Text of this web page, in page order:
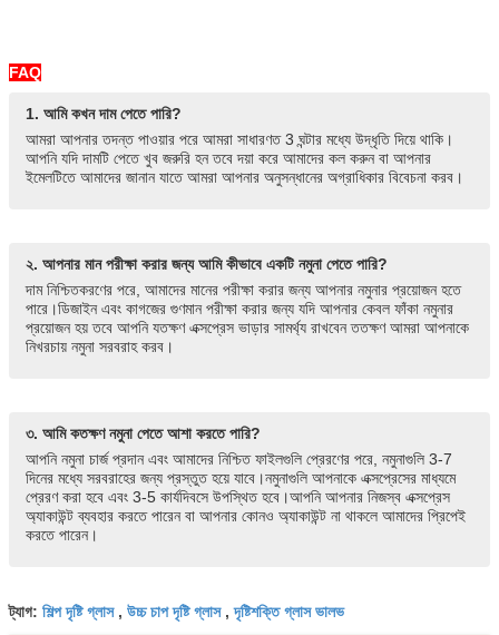
FAQ
1. আমি কখন দাম পেতে পারি?
আমরা আপনার তদন্ত পাওয়ার পরে আমরা সাধারণত 3 ঘন্টার মধ্যে উদ্ধৃতি দিয়ে থাকি।
আপনি যদি দামটি পেতে খুব জরুরি হন তবে দয়া করে আমাদের কল করুন বা আপনার
ইমেলটিতে আমাদের জানান যাতে আমরা আপনার অনুসন্ধানের অগ্রাধিকার বিবেচনা করব।
২. আপনার মান পরীক্ষা করার জন্য আমি কীভাবে একটি নমুনা পেতে পারি?
দাম নিশ্চিতকরণের পরে, আমাদের মানের পরীক্ষা করার জন্য আপনার নমুনার প্রয়োজন হতে
পারে।ডিজাইন এবং কাগজের গুণমান পরীক্ষা করার জন্য যদি আপনার কেবল ফাঁকা নমুনার
প্রয়োজন হয় তবে আপনি যতক্ষণ এক্সপ্রেস ভাড়ার সামর্থ্য রাখবেন ততক্ষণ আমরা আপনাকে
নিখরচায় নমুনা সরবরাহ করব।
৩. আমি কতক্ষণ নমুনা পেতে আশা করতে পারি?
আপনি নমুনা চার্জ প্রদান এবং আমাদের নিশ্চিত ফাইলগুলি প্রেরণের পরে, নমুনাগুলি 3-7
দিনের মধ্যে সরবরাহের জন্য প্রস্তুত হয়ে যাবে।নমুনাগুলি আপনাকে এক্সপ্রেসের মাধ্যমে
প্রেরণ করা হবে এবং 3-5 কার্যদিবসে উপস্থিত হবে।আপনি আপনার নিজস্ব এক্সপ্রেস
অ্যাকাউন্ট ব্যবহার করতে পারেন বা আপনার কোনও অ্যাকাউন্ট না থাকলে আমাদের প্রিপেই
করতে পারেন।
ট্যাগ: শিল্প দৃষ্টি গ্লাস, উচ্চ চাপ দৃষ্টি গ্লাস,দৃষ্টিশক্তি গ্লাস ভালভ